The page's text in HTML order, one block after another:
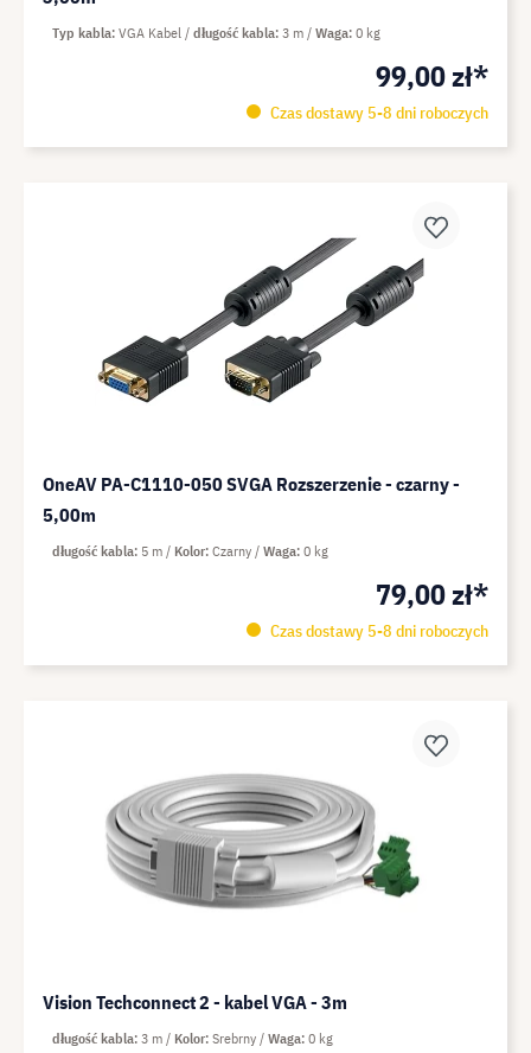
99,00 zł*
Czas dostawy 5-8 dni roboczych
Typ kabla VGA Kabel długość kabla 3 m Waga 0 kg
OneAV PA-C1110-050 SVGA Rozszerzenie - czarny -
5,00m
79,00 zł*
Czas dostawy 5-8 dni roboczych
długość kabla 5 m Kolor Czarny Waga 0 kg
Vision Techconnect 2 - kabel VGA - 3m
długość kabla 3 m Kolor Srebrny Waga 0 kg